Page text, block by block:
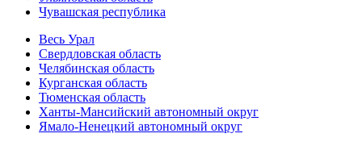
Чувашская республика
Весь Урал
Свердловская область
Челябинская область
Курганская область
Тюменская область
Ханты-Мансийский автономный округ
Ямало-Ненецкий автономный округ